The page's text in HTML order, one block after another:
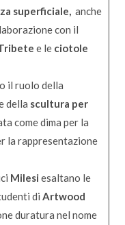
superficiale, anche
con il
e le ciotole
il ruolo della
della scultura per
come dima per la
la rappresentazione
Milesi esaltano le
di Artwood
duratura nel nome